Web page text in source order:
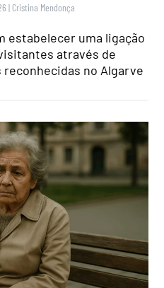
| Cristina Mendonça
estabelecer uma ligação
através de
no Algarve